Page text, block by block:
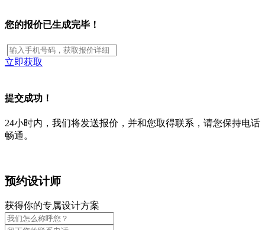
您的报价已生成完毕！
立即获取
提交成功！
24小时内，我们将发送报价，并和您取得联系，请您保持电话
畅通。
预约设计师
获得你的专属设计方案